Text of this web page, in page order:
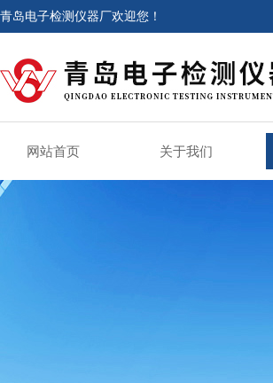
青岛电子检测仪器厂欢迎您！
网站首页 关于我们